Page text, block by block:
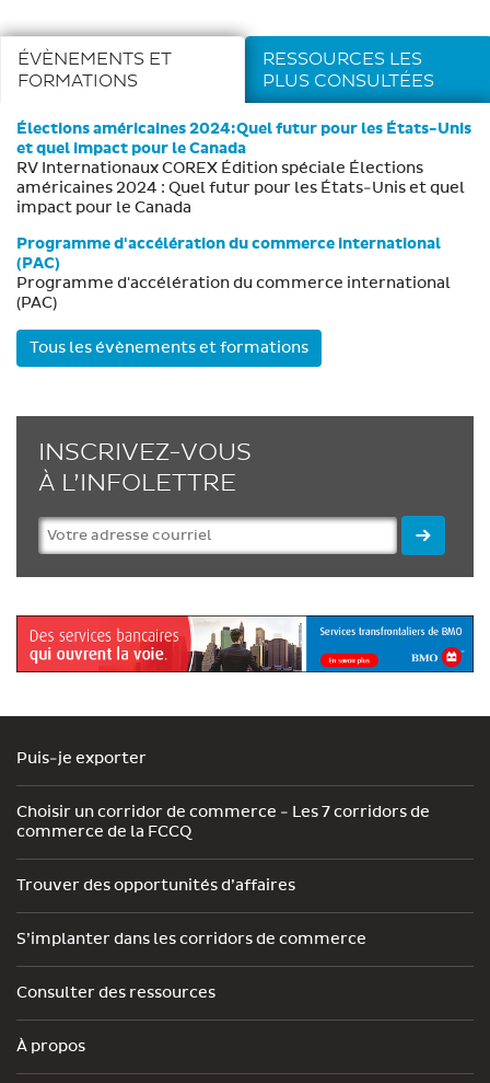
ÉVÈNEMENTS ET
FORMATIONS
RESSOURCES LES
PLUS CONSULTÉES
Élections américaines 2024:Quel futur pour les États-Unis
et quel impact pour le Canada
RV Internationaux COREX Édition spéciale Élections
américaines 2024 : Quel futur pour les États-Unis et quel
impact pour le Canada
Programme d'accélération du commerce international
(PAC)
Programme d'accélération du commerce international
(PAC)
Tous les évènements et formations
INSCRIVEZ-VOUS
À L’INFOLETTRE
Puis-je exporter
Choisir un corridor de commerce - Les 7 corridors de
commerce de la FCCQ
Trouver des opportunités d’affaires
S’implanter dans les corridors de commerce
Consulter des ressources
À propos